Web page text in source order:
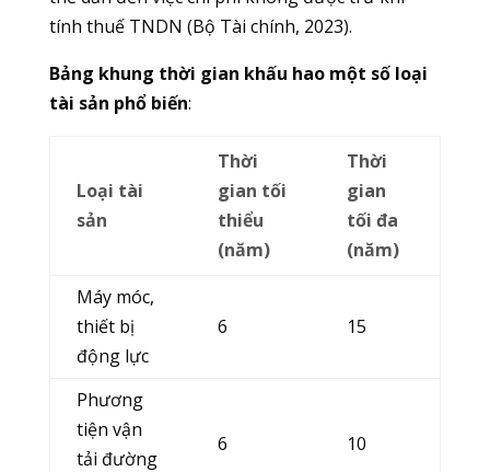
tính thuế TNDN (Bộ Tài chính, 2023).
Bảng khung thời gian khấu hao một số loại
tài sản phổ biến:
Loại tài
sản
Thời
gian tối
thiểu
(năm)
Thời
gian
tối đa
(năm)
Máy móc,
thiết bị
động lực
6 15
Phương
tiện vận
tải đường
6 10